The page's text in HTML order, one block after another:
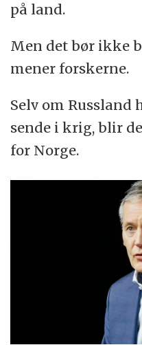
på land.
Men det bør ikke
mener forskerne.
Selv om
sende i krig, blir
for Norge.